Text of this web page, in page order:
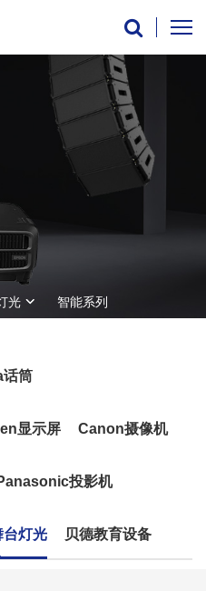
光 智能系列
筒
显示屏 Canon摄像机
投影机
台灯光 贝德教育设备